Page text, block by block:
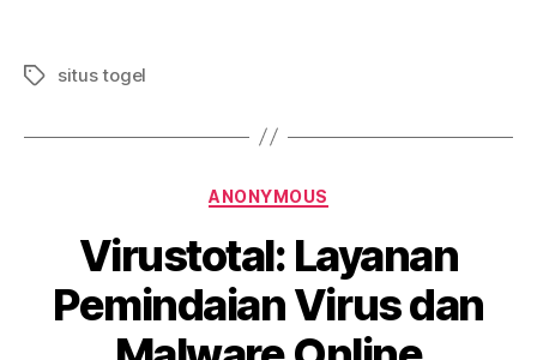
Tagssitus togel
Categorias
ANONYMOUS
Virustotal: Layanan
Pemindaian Virus dan